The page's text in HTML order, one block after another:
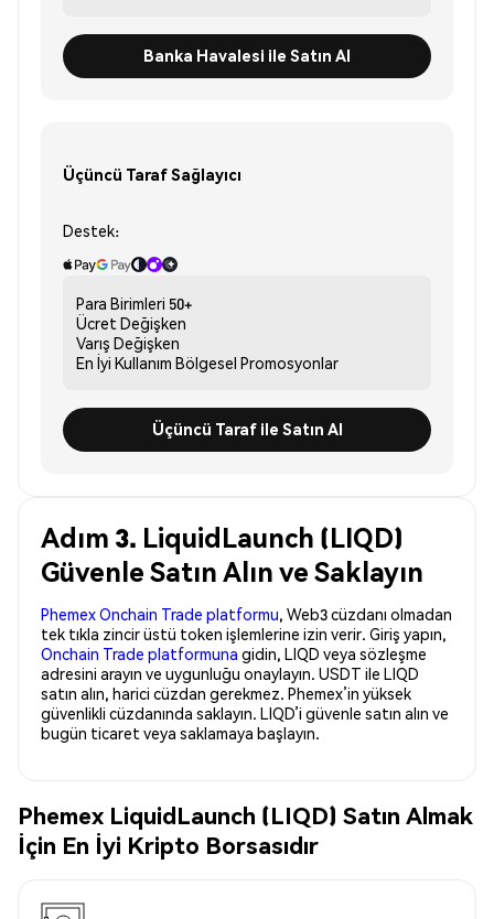
Banka Havalesi ile Satın Al
Üçüncü Taraf Sağlayıcı
Destek:
Para Birimleri 50+
Ücret Değişken
Varış Değişken
En İyi Kullanım Bölgesel Promosyonlar
Üçüncü Taraf ile Satın Al
Adım 3. LiquidLaunch (LIQD)
Güvenle Satın Alın ve Saklayın
Phemex Onchain Trade platformu, Web3 cüzdanı olmadan
tek tıkla zincir üstü token işlemlerine izin verir. Giriş yapın,
Onchain Trade platformuna gidin, LIQD veya sözleşme
adresini arayın ve uygunluğu onaylayın. USDT ile LIQD
satın alın, harici cüzdan gerekmez. Phemex’in yüksek
güvenlikli cüzdanında saklayın. LIQD’i güvenle satın alın ve
bugün ticaret veya saklamaya başlayın.
Phemex LiquidLaunch (LIQD) Satın Almak
İçin En İyi Kripto Borsasıdır